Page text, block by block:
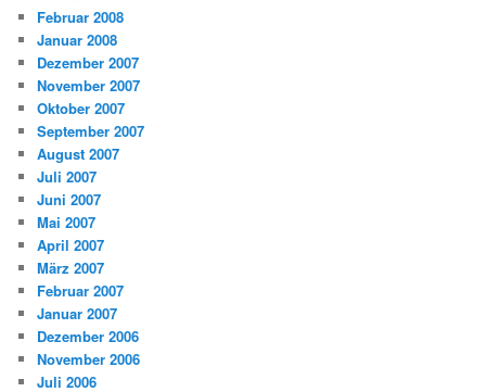
Februar 2008
Januar 2008
Dezember 2007
November 2007
Oktober 2007
September 2007
August 2007
Juli 2007
Juni 2007
Mai 2007
April 2007
März 2007
Februar 2007
Januar 2007
Dezember 2006
November 2006
Juli 2006